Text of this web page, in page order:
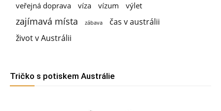
veřejná doprava víza vízum výlet
zajímavá místa zábava
čas v austrálii
život v Austrálii
Tričko s potiskem Austrálie